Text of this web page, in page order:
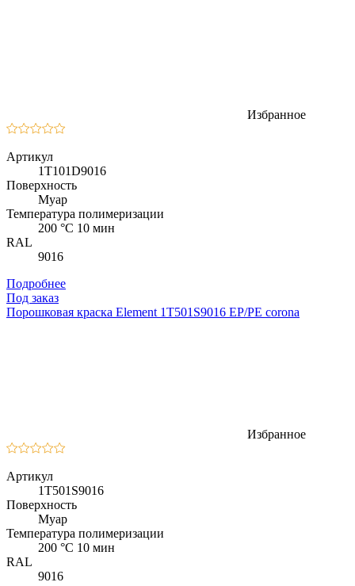
Избранное
Артикул
1T101D9016
Поверхность
Муар
Температура полимеризации
200 °C 10 мин
RAL
9016
Подробнее
Под заказ
Порошковая краска Element 1T501S9016 EP/PE corona
Избранное
Артикул
1T501S9016
Поверхность
Муар
Температура полимеризации
200 °C 10 мин
RAL
9016